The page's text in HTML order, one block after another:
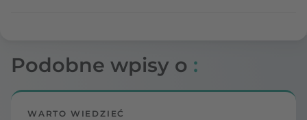
Podobne wpisy o :
WARTO WIEDZIEĆ